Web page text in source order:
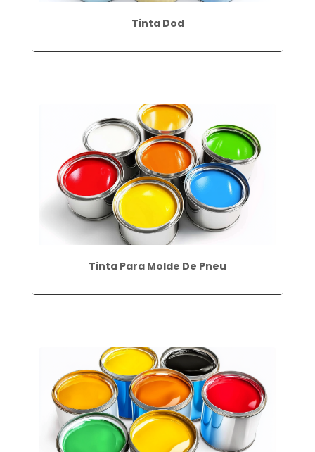
Tinta Dod
Tinta Para Molde De Pneu